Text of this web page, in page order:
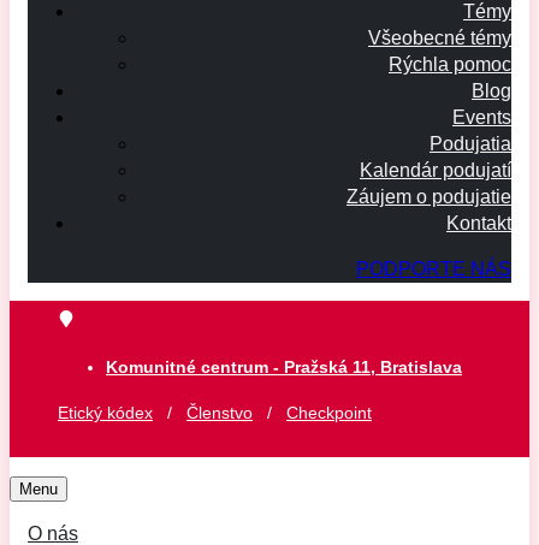
Témy
Všeobecné témy
Rýchla pomoc
Blog
Events
Podujatia
Kalendár podujatí
Záujem o podujatie
Kontakt
PODPORTE NÁS
Komunitné centrum - Pražská 11, Bratislava
Etický kódex / Členstvo / Checkpoint
Menu
O nás